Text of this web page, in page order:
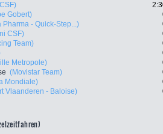
Gobert)
Pharma - Quick-Step...)
CSF)
Team)
Metropole)
(Movistar Team)
Mondiale)
Vlaanderen - Baloise)